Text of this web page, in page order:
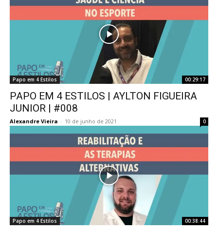
Papo em 4 Estilos 00:29:17
PAPO EM 4 ESTILOS | AYLTON FIGUEIRA
JUNIOR | #008
Alexandre Vieira - 10 de junho de 2021 0
Papo em 4 Estilos 00:38:44